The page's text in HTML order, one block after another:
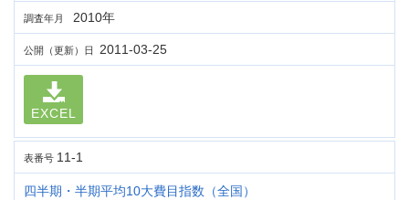
調査年月 2010年
公開（更新）日 2011-03-25
EXCEL
表番号 11-1
四半期・半期平均10大費目指数（全国）